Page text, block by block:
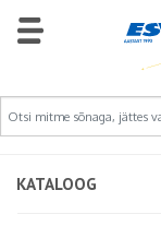
KATALOOG